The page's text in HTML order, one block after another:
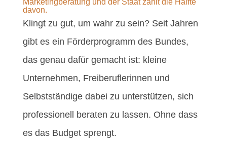
Marketingberatung und der Staat zahlt die Hälfte
davon.
Klingt zu gut, um wahr zu sein? Seit Jahren
gibt es ein Förderprogramm des Bundes,
das genau dafür gemacht ist: kleine
Unternehmen, Freiberuflerinnen und
Selbstständige dabei zu unterstützen, sich
professionell beraten zu lassen. Ohne dass
es das Budget sprengt.